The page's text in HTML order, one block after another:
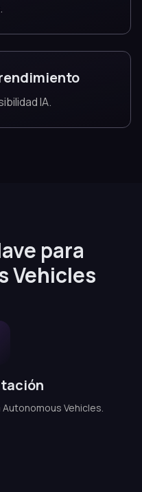
IA.
para
Vehicles
Vehicles.